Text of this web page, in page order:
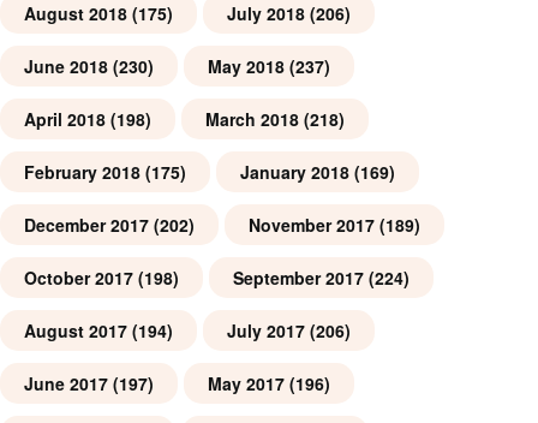
August 2018 (175) July 2018 (206)
June 2018 (230) May 2018 (237)
April 2018 (198) March 2018 (218)
February 2018 (175) January 2018 (169)
December 2017 (202) November 2017 (189)
October 2017 (198) September 2017 (224)
August 2017 (194) July 2017 (206)
June 2017 (197) May 2017 (196)